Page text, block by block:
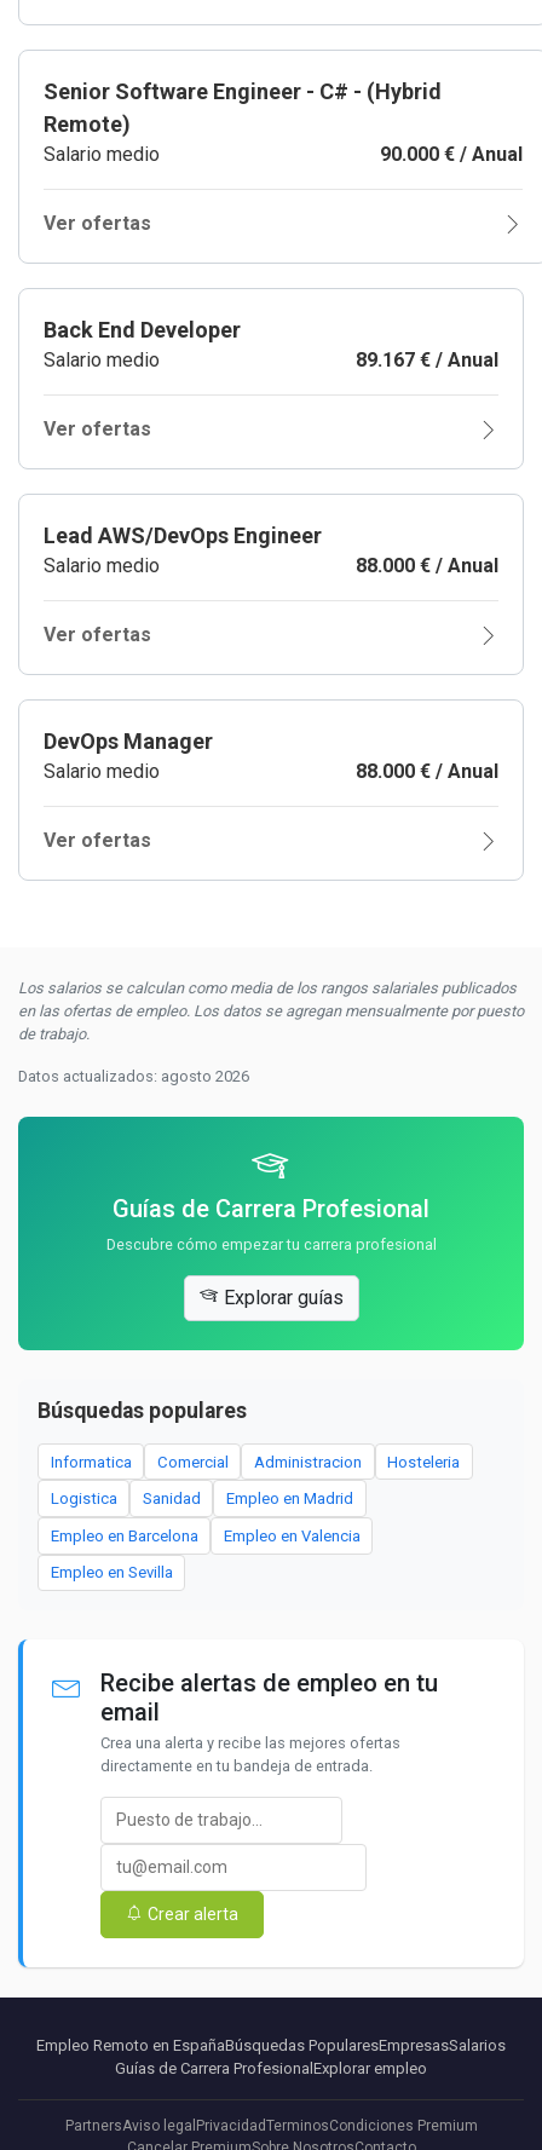
Senior Software Engineer - C# - (Hybrid
Remote)
Salario medio 90.000 € / Anual
Ver ofertas
Back End Developer
Salario medio 89.167 € / Anual
Ver ofertas
Lead AWS/DevOps Engineer
Salario medio 88.000 € / Anual
Ver ofertas
DevOps Manager
Salario medio 88.000 € / Anual
Ver ofertas
Los salarios se calculan como media de los rangos salariales publicados
en las ofertas de empleo. Los datos se agregan mensualmente por puesto
de trabajo.
Datos actualizados: agosto 2026
Guías de Carrera Profesional
Descubre cómo empezar tu carrera profesional
Explorar guías
Búsquedas populares
Informatica Comercial Administracion Hosteleria
Logistica Sanidad Empleo en Madrid
Empleo en Barcelona Empleo en Valencia
Empleo en Sevilla
Recibe alertas de empleo en tu
email
Crea una alerta y recibe las mejores ofertas
directamente en tu bandeja de entrada.
Crear alerta
Empleo Remoto en EspañaBúsquedas PopularesEmpresasSalarios
Guías de Carrera Profesional Explorar empleo
PartnersAviso legal PrivacidadTerminosCondiciones Premium